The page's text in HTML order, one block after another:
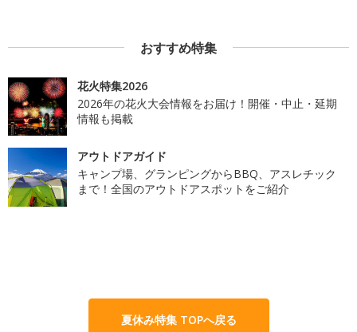
おすすめ特集
花火特集2026
2026年の花火大会情報をお届け！開催・中止・延期
情報も掲載
アウトドアガイド
キャンプ場、グランピングからBBQ、アスレチック
まで！全国のアウトドアスポットをご紹介
夏休み特集 TOPへ戻る